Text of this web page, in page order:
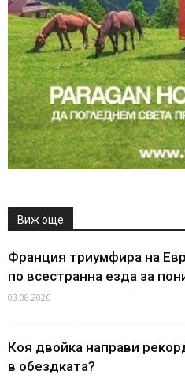
Виж още
Франция триумфира на
по всестранна езда за
03.08.2026
Коя двойка направи
в обездката?